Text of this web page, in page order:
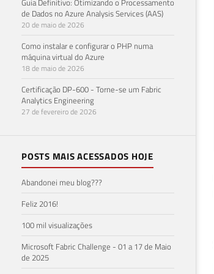
de Dados no Azure Analysis Services (AAS)
20 de maio de 2026
Como instalar e configurar o PHP numa
máquina virtual do Azure
18 de maio de 2026
Certificação DP-600 - Torne-se um Fabric
Analytics Engineering
27 de fevereiro de 2026
POSTS MAIS ACESSADOS HOJE
Abandonei meu blog???
Feliz 2016!
100 mil visualizações
Microsoft Fabric Challenge - 01 a 17 de Maio
de 2025